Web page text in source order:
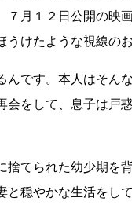
月１２日公開の映
けたような視線の
んです。本人はそん
をして、息子は戸
てられた幼少期を
と穏やかな生活をし